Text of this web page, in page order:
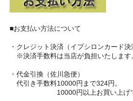
■お支払い方法について
・クレジット決済（イプシロンカード決
※決済手数料は当店が負担いたします
・代金引換（佐川急便）
代引き手数料10000円まで324円。
10000円以上お買い上げで無